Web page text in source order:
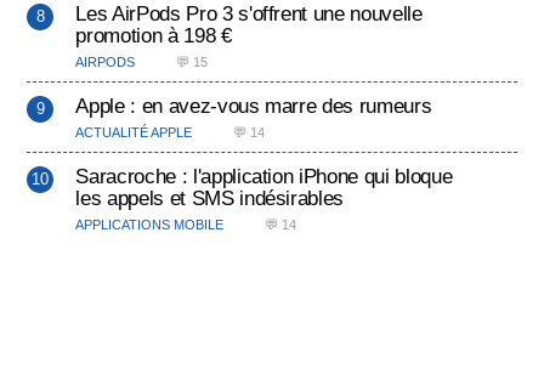
Les AirPods Pro 3 s'offrent une nouvelle
promotion à 198 €
AIRPODS 💬 15
Apple : en avez-vous marre des rumeurs
ACTUALITÉ APPLE 💬 14
Saracroche : l'application iPhone qui bloque
les appels et SMS indésirables
APPLICATIONS MOBILE 💬 14